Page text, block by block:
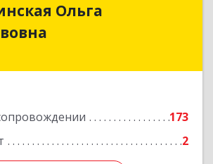
Ольга
173
2
ИП Мыслинская Ольга
Подробнее